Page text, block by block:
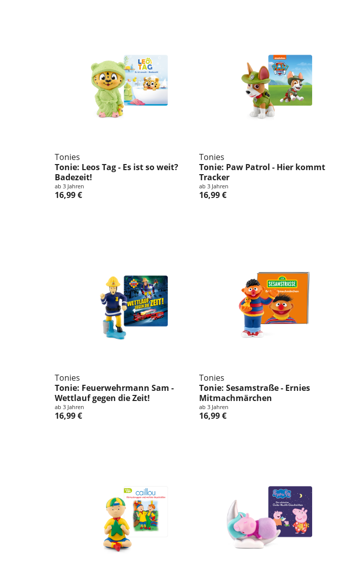
n
g
:
Tonies
Tonie: Leos Tag - Es ist so weit?
Badezeit!
ab 3 Jahren
16,99 €
Tonies
Tonie: Paw Patrol - Hier kommt
Tracker
ab 3 Jahren
16,99 €
Tonies
Tonie: Feuerwehrmann Sam -
Wettlauf gegen die Zeit!
ab 3 Jahren
16,99 €
Tonies
Tonie: Sesamstraße - Ernies
Mitmachmärchen
ab 3 Jahren
16,99 €